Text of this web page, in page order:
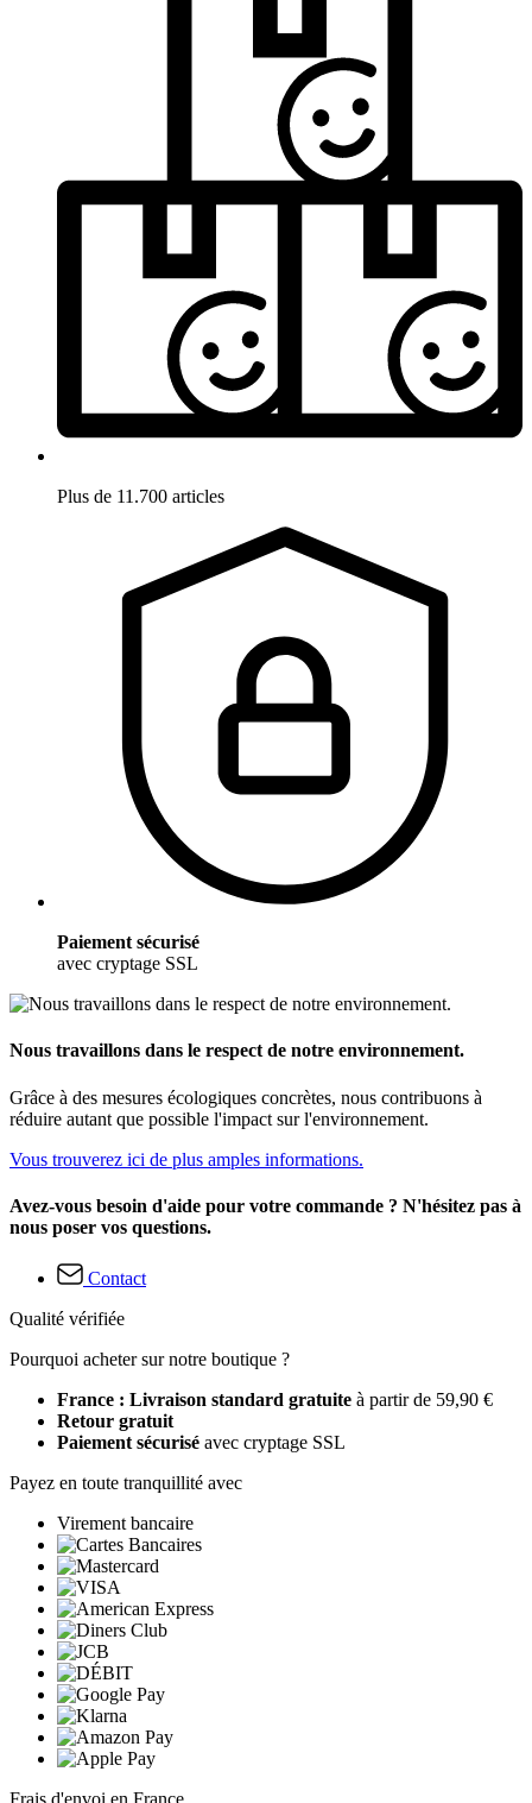
Plus de 11.700 articles
Paiement sécurisé
avec cryptage SSL
Nous travaillons dans le respect de notre environnement.
Grâce à des mesures écologiques concrètes, nous contribuons à
réduire autant que possible l'impact sur l'environnement.
Vous trouverez ici de plus amples informations.
Avez-vous besoin d'aide pour votre commande ? N'hésitez pas à
nous poser vos questions.
Contact
Qualité vérifiée
Pourquoi acheter sur notre boutique ?
France : Livraison standard gratuite à partir de 59,90 €
Retour gratuit
Paiement sécurisé avec cryptage SSL
Payez en toute tranquillité avec
Virement bancaire